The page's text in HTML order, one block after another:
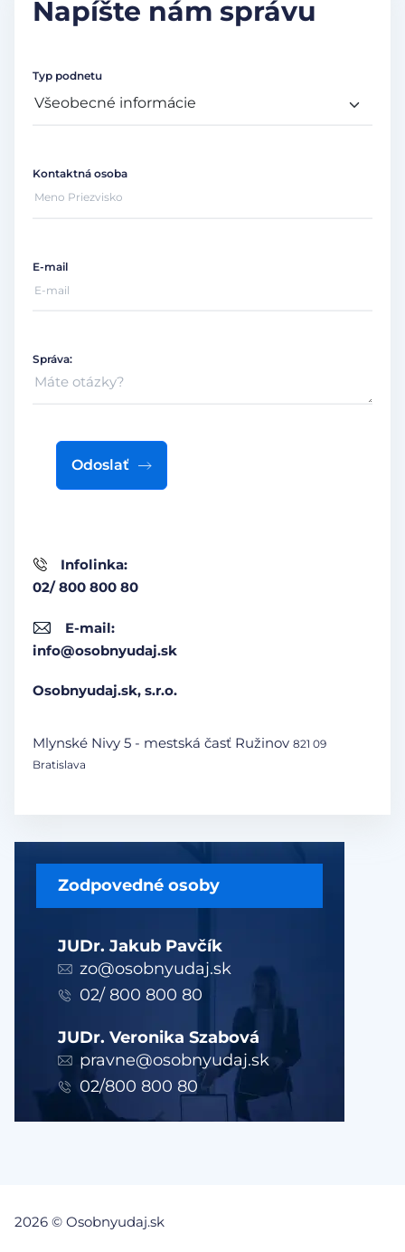
Zodpovedné osoby
JUDr. Jakub Pavčík
zo@osobnyudaj.sk
02/ 800 800 80
JUDr. Veronika Szabová
pravne@osobnyudaj.sk
02/800 800 80
Napíšte nám správu
Infolinka:
02/ 800 800 80
E-mail:
info@osobnyudaj.sk
Osobnyudaj.sk, s.r.o.
Mlynské Nivy 5 - mestská časť Ružinov 821 09
Bratislava
Typ podnetu
Kontaktná osoba
E-mail
Správa:
Odoslať
2026 © Osobnyudaj.sk